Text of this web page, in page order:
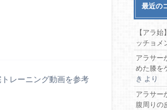
トレーニング動画を参考
最近の
【アラ
ッチョメ
アラサー
めた膝を
き より
アラサー
腹周りの